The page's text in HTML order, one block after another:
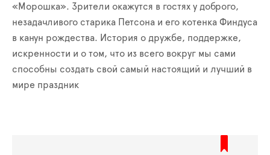
«Морошка». Зрители окажутся в гостях у доброго,
незадачливого старика Петсона и его котенка Финдуса
в канун рождества. История о дружбе, поддержке,
искренности и о том, что из всего вокруг мы сами
способны создать свой самый настоящий и лучший в
мире праздник